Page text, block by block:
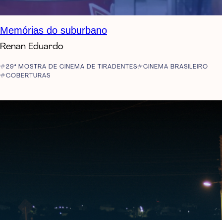
Memórias do suburbano
Renan Eduardo
29ª MOSTRA DE CINEMA DE TIRADENTES
CINEMA BRASILEIRO
COBERTURAS